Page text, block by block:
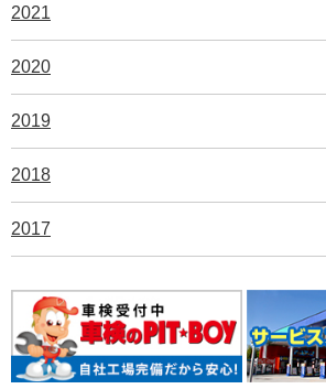
2021
2020
2019
2018
2017